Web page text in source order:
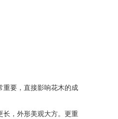
要，直接影响花木的成
长，外形美观大方。更重